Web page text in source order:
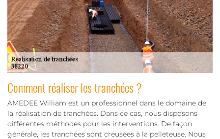
Comment réaliser les tranchées ?
AMEDEE William est un professionnel dans le domaine de
la réalisation de tranchées. Dans ce cas, nous disposons
différentes méthodes pour les interventions. De façon
générale, les tranchées sont creusées à la pelleteuse. Nous